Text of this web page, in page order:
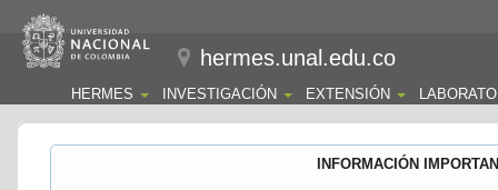
hermes.unal.edu.co
HERMES INVESTIGACIÓN EXTENSIÓN
INFORMACIÓN